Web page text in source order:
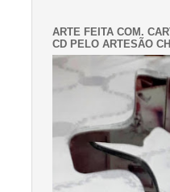
ARTE FEITA COM.
CD PELO ARTESÃO